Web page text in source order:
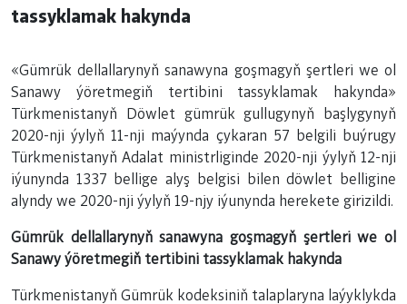
tassyklamak hakynda
«Gümrük dellallarynyň sanawyna goşmagyň şertleri we ol
Sanawy ýöretmegiň tertibini tassyklamak hakynda»
Türkmenistanyň Döwlet gümrük gullugynyň başlygynyň
2020-nji ýylyň 11-nji maýynda çykaran 57 belgili buýrugy
Türkmenistanyň Adalat ministrliginde 2020-nji ýylyň 12-nji
iýunynda 1337 bellige alyş belgisi bilen döwlet belligine
alyndy we 2020-nji ýylyň 19-njy iýunynda herekete girizildi.
Gümrük dellallarynyň sanawyna goşmagyň şertleri we ol
Sanawy ýöretmegiň tertibini tassyklamak hakynda
Türkmenistanyň Gümrük kodeksiniň talaplaryna laýyklykda